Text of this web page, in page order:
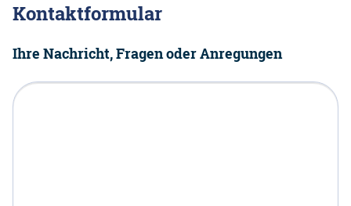
Kontaktformular
Ihre Nachricht, Fragen oder Anregungen